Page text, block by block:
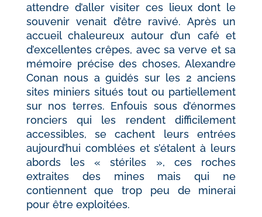
attendre d’aller visiter ces lieux dont le
souvenir venait d’être ravivé. Après un
accueil chaleureux autour d’un café et
d’excellentes crêpes, avec sa verve et sa
mémoire précise des choses, Alexandre
Conan nous a guidés sur les 2 anciens
sites miniers situés tout ou partiellement
sur nos terres. Enfouis sous d’énormes
ronciers qui les rendent difficilement
accessibles, se cachent leurs entrées
aujourd’hui comblées et s’étalent à leurs
abords les « stériles », ces roches
extraites des mines mais qui ne
contiennent que trop peu de minerai
pour être exploitées.